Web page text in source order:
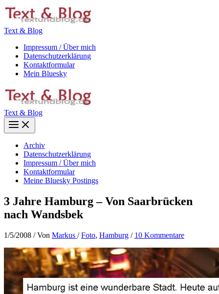
Zum
Inhalt
Text & Blog
Impressum / Über mich
Datenschutzerklärung
Kontaktformular
Mein Bluesky
Text & Blog
Main
Menu
Archiv
Datenschutzerklärung
Impressum / Über mich
Kontaktformular
Meine Bluesky Postings
3 Jahre Hamburg – Von Saarbrücken
nach Wandsbek
1/5/2008 / Von Markus /Foto, Hamburg / 10 Kommentare